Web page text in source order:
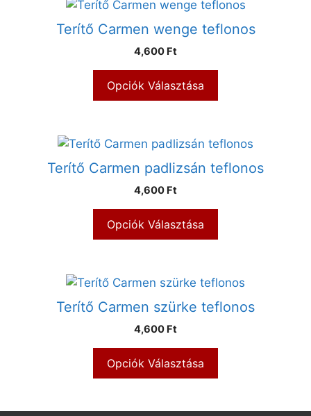
Terítő Carmen wenge teflonos
4,600 Ft
Opciók Választása
Terítő Carmen padlizsán teflonos
4,600 Ft
Opciók Választása
Terítő Carmen szürke teflonos
4,600 Ft
Opciók Választása